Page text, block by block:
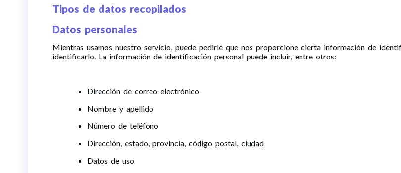
Tipos de datos recopilados
Datos personales
Mientras usamos nuestro servicio, puede pedirle que nos proporcione cierta información de
identificarlo. La información de identificación personal puede incluir, entre otros:
Dirección de correo electrónico
Nombre y apellido
Número de teléfono
Dirección, estado, provincia, código postal, ciudad
Datos de uso